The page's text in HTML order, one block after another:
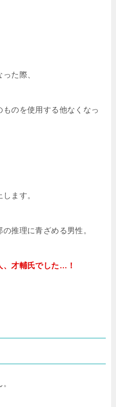
た際、
のを使用する他なくなっ
ます。
推理に青ざめる男性。
、才輔氏でした…！